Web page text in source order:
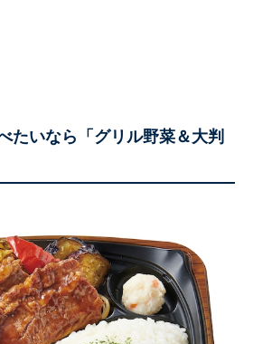
たいなら「グリル野菜＆大判